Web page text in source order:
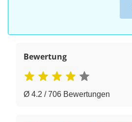
Bewertung
Ø 4.2 / 706 Bewertungen